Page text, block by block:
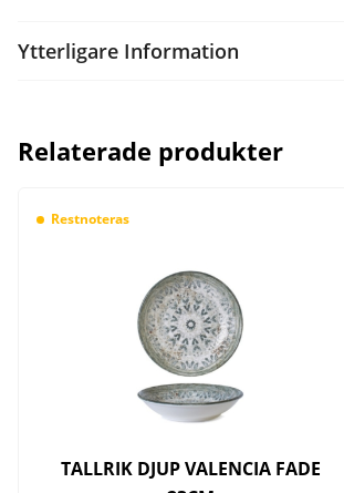
Ytterligare Information
Relaterade produkter
Restnoteras
TALLRIK DJUP VALENCIA FADE